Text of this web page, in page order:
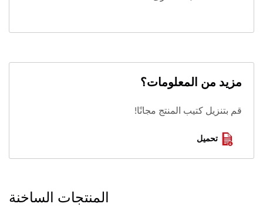
مزيد من المعلومات؟
قم بتنزيل كتيب المنتج مجانًا!
تحميل
المنتجات الساخنة